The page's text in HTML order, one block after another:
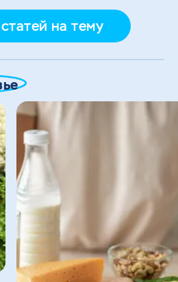
на тему